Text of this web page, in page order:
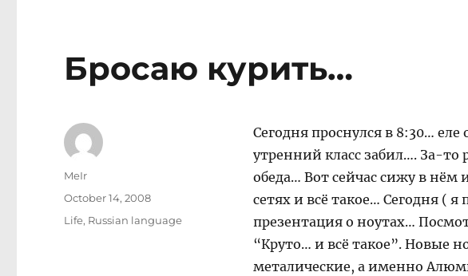
Бросаю курить…
Сегодня проснулся в 8:30… еле
утренний класс забил…. За-то
обеда… Вот сейчас сижу в нём
сетях и всё такое… Сегодня (
презентация о ноутах…
“Круто… и всё такое”. Новые
металические, а именно
Author
MeIr
Posted
on
October 14, 2008
Categories
Life, Russian language